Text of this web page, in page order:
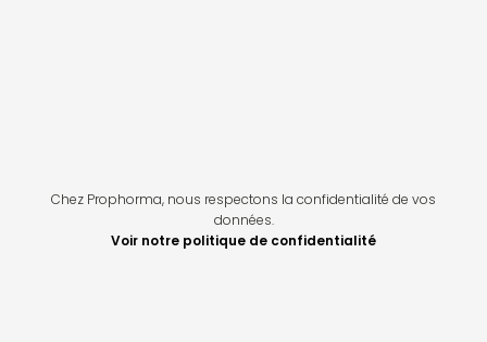
Chez Prophorma, nous respectons la confidentialité de vos
données.
Voir notre politique de confidentialité